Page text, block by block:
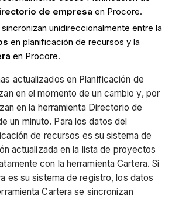
de empresa en Procore.
unidireccionalmente entre la
en planificación de recursos y la
en Procore.
actualizados en Planificación de
en el momento de un cambio y, por
en la herramienta Directorio de
un minuto. Para los datos del
de recursos es su sistema de
actualizada en la lista de proyectos
con la herramienta Cartera. Si
es su sistema de registro, los datos
Cartera se sincronizan